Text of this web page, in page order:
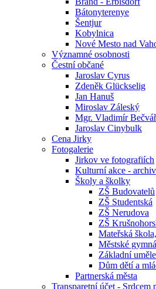
Bátonyterenye
Šentjur
Kobylnica
Nové Mesto nad
Významné osobnosti
Čestní občané
Jaroslav Cyrus
Zdeněk Glückselig
Jan Hanuš
Miroslav Záleský
Mgr. Vladimír Bečvář
Jaroslav Cinybulk
Cena Jirky
Fotogalerie
Jirkov ve fotografiích
Kulturní akce - archiv
Školy a školky
ZŠ Budovatelů
ZŠ Studentská
ZŠ Nerudova
ZŠ
Mateřská
Městské
Základní
Dům dětí a
Partnerská města
Transparetní účet - Srdcem